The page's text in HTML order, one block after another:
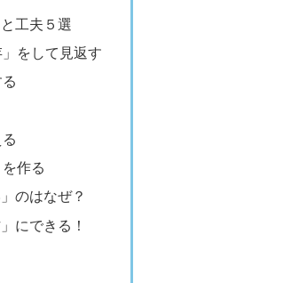
工夫５選
をして見返す
作る
のはなぜ？
にできる！